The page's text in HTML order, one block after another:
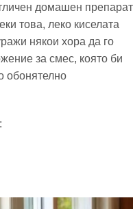
домашен препарат
това, леко киселата
някои хора да го
за смес, която би
обонятелно